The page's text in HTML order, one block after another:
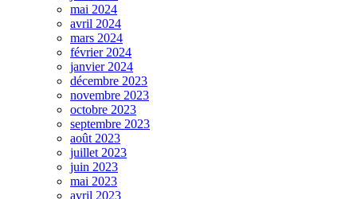
mai 2024
avril 2024
mars 2024
février 2024
janvier 2024
décembre 2023
novembre 2023
octobre 2023
septembre 2023
août 2023
juillet 2023
juin 2023
mai 2023
avril 2023